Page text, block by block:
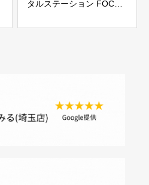
タルステーション FOCUS